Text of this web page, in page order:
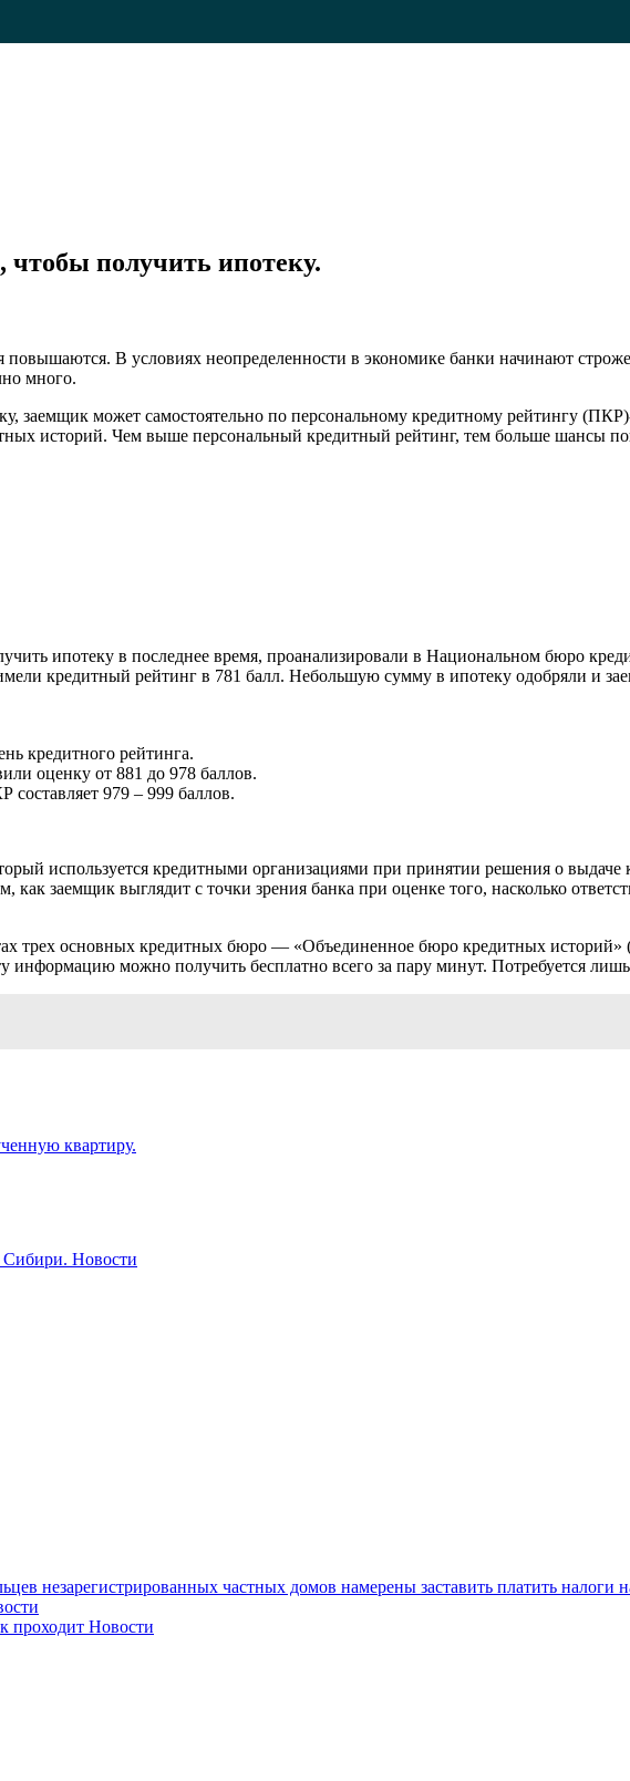
получить ипотеку.
В условиях неопределенности в экономике банки начинают
много.
заемщик может самостоятельно по персональному кредитному рейтингу
историй. Чем выше персональный кредитный рейтинг, тем больше шансы
ипотеку в последнее время, проанализировали в Национальном бюро
кредитный рейтинг в 781 балл. Небольшую сумму в ипотеку одобряли и
кредитного рейтинга.
оценку от 881 до 978 баллов.
979 – 999 баллов.
используется кредитными организациями при принятии решения о
заемщик выглядит с точки зрения банка при оценке того, насколько
трех основных кредитных бюро — «Объединенное бюро кредитных
можно получить бесплатно всего за пару минут. Потребуется лишь
квартиру.
Сибири. Новости
незарегистрированных частных домов намерены заставить платить налоги
проходит Новости